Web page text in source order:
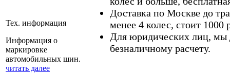
Тех. информация
Информация о
маркировке
автомобильных шин.
читать далее
Доставка по Москве до
менее 4 колес, стоит 1000
Для юридических лиц, мы
безналичному расчету.